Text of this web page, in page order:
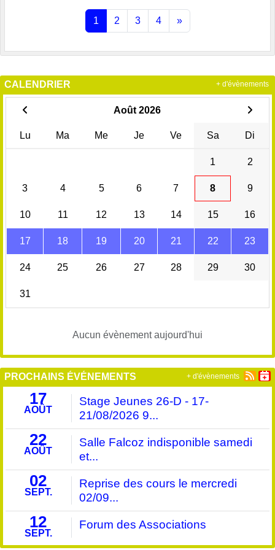
1 2 3 4 »
CALENDRIER
Août 2026
Lu Ma Me Je Ve Sa Di
1 2
3 4 5 6 7 8 9
10 11 12 13 14 15 16
17 18 19 20 21 22 23
24 25 26 27 28 29 30
31
Aucun évènement aujourd'hui
+ d'évènements
PROCHAINS ÉVÉNEMENTS
17
AOÛT
Stage Jeunes 26-D - 17-
21/08/2026 9...
22
AOÛT
Salle Falcoz indisponible samedi
et...
02
SEPT.
Reprise des cours le mercredi
02/09...
12
SEPT.
Forum des Associations
+ d'évènements